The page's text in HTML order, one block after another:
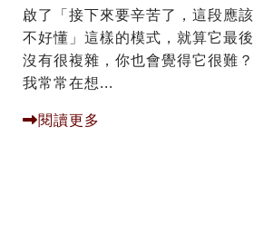
啟了「接下來要辛苦了，這段應該
不好懂」這樣的模式，就算它最後
沒有很複雜，你也會覺得它很難？
我常常在想...
閱讀更多